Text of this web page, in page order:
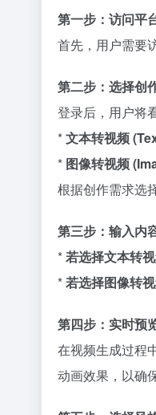
第一步：访问平
首先，用户需要
第二步：选择创
登录后，用户将
*文本转视频
* 图像转视频
根据创作需求选
第三步：输入内
*若选择文本转
*若选择图像转
第四步：实时预
在视频生成过程
动画效果，以确